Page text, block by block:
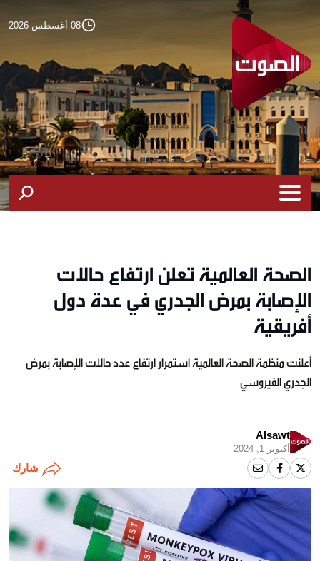
08 أغسطس 2026
الصحة العالمية تعلن ارتفاع حالات
الإصابة بمرض الجدري في عدة دول
أفريقية
أعلنت منظمة الصحة العالمية استمرار ارتفاع عدد حالات الإصابة بمرض
الجدري الفيروسي
Alsawt
أكتوبر 1, 2024
شارك